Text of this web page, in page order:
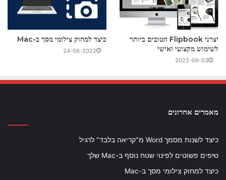
כיצד למחוק צילומי מסך ב-Mac
24-06-2022
יצרני Flipbook הטובים ביותר
לשימוש מקצועי ואישי
2022-06-03
מאמרים אחרונים
כיצד לשנות מסמך Word מ"קריאה בלבד" לרגיל
טיפים פשוטים לפינוי שטח נוסף ב-Mac שלך
כיצד למחוק צילומי מסך ב-Mac